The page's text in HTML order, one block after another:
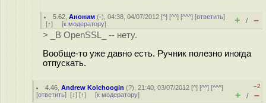
5.62 ,Аноним (-), 04:38, 04/07/2012 [^] [^^] [^^^] [ответить]
[↑] [к модератору] + / –
> _В OpenSSL_ -- нету.
Вообще-то уже давно есть. Ручник полезно иногда
отпускать.
4.46 ,Andrew Kolchoogin (?), 21:40, 03/07/2012 [^] [^^] [^^^]
[ответить] [↓] [↑] [к модератору]
–2
+ / –